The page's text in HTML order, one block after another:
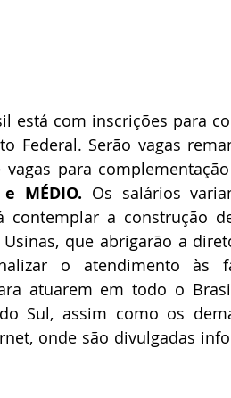
está com inscrições para
Federal. Serão vagas
vagas para
e MÉDIO. Os salários
a construção
que abrigarão a
o atendimento às
atuarem em todo o
Sul, assim como os
onde são divulgadas